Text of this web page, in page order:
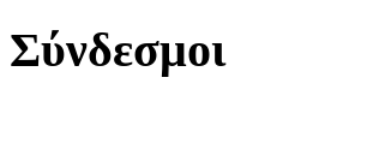
Σύνδεσμοι